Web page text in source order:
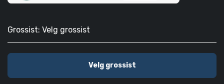
Grossist: Velg grossist
Velg grossist